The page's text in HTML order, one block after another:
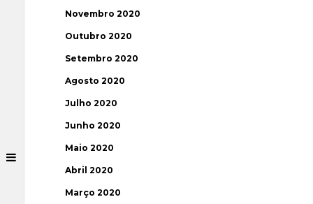
Novembro 2020
Outubro 2020
Setembro 2020
Agosto 2020
Julho 2020
Junho 2020
Maio 2020
Abril 2020
Março 2020